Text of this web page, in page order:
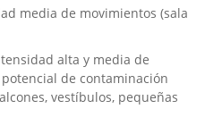
media de movimientos (sala
alta y media de
de contaminación
vestíbulos, pequeñas